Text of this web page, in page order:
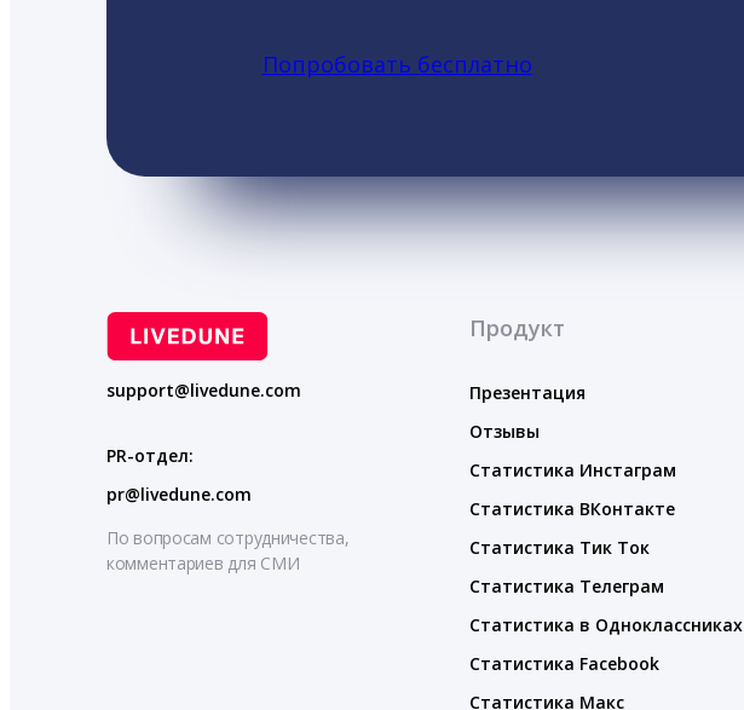
Попробовать бесплатно
support@livedune.com
PR-отдел:
pr@livedune.com
По вопросам сотрудничества,
комментариев для СМИ
Продукт
Презентация
Отзывы
Статистика Инстаграм
Статистика ВКонтакте
Статистика Тик Ток
Статистика Телеграм
Статистика в Одноклассниках
Статистика Facebook
Статистика Макс